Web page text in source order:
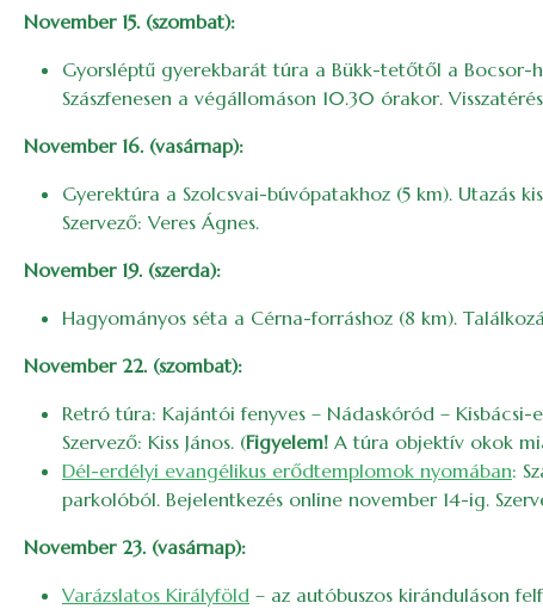
November 15. (szombat):
Gyorsléptű gyerekbarát túra a Bükk-tetőtől a Bocsor-
Szászfenesen a végállomáson 10.30 órakor.
November 16. (vasárnap):
Gyerektúra a Szolcsvai-búvópatakhoz (5 km). Utazás
Szervező: Veres Ágnes.
November 19. (szerda):
Hagyományos séta a Cérna-forráshoz (8 km).
November 22. (szombat):
Retró túra: Kajántói fenyves – Nádaskóród –
Szervező: Kiss János. (Figyelem! A túra objektív okok
Dél-erdélyi evangélikus erődtemplomok nyomában:
parkolóból. Bejelentkezés online november 14-ig.
November 23. (vasárnap):
Varázslatos Királyföld – az autóbuszos kiránduláson